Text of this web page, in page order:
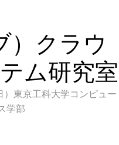
）クラウ
ム研究室
）東京工科大学コンピュー
学部